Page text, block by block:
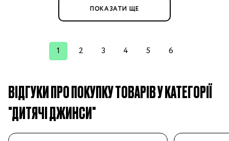
ПОКАЗАТИ ЩЕ
1 2 3 4 5 6
ВІДГУКИ ПРО ПОКУПКУ ТОВАРІВ У КАТЕГОРІЇ
"ДИТЯЧІ ДЖИНСИ"